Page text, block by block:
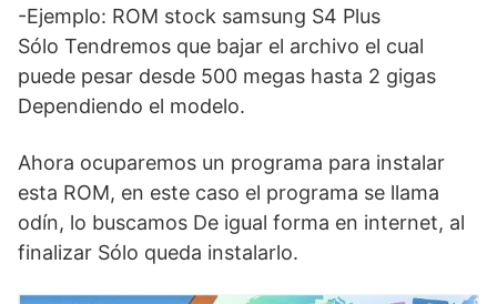
-Ejemplo: ROM stock samsung S4 Plus
Sólo Tendremos que bajar el archivo el cual
puede pesar desde 500 megas hasta 2 gigas
Dependiendo el modelo.
Ahora ocuparemos un programa para instalar
esta ROM, en este caso el programa se llama
odín, lo buscamos De igual forma en internet, al
finalizar Sólo queda instalarlo.